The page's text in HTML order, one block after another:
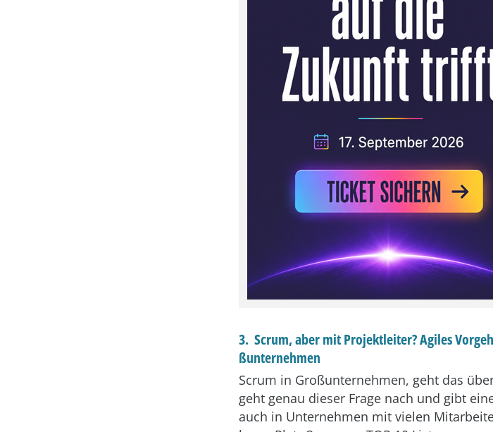
3. Scrum, aber mit Projektleiter? Agiles
ßunternehmen
Scrum in Großunternehmen, geht das
geht genau dieser Frage nach und gibt
auch in Unternehmen mit vielen